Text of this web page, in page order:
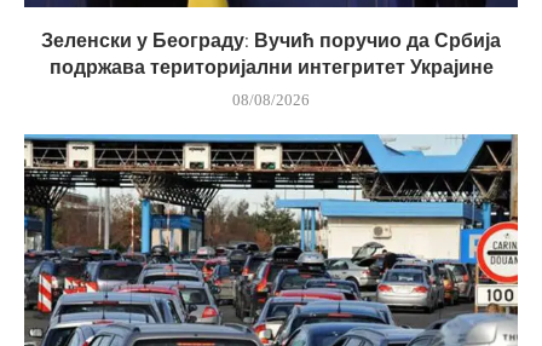
Зеленски у Београду: Вучић поручио да Србија
подржава територијални интегритет Украјине
08/08/2026